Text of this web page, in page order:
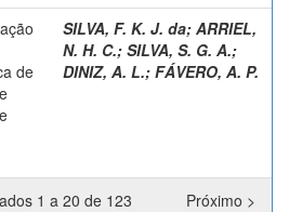
de
SILVA, F. K. J. da; ARRIEL,
N. H. C.; SILVA, S. G. A.;
DINIZ, A. L.; FÁVERO, A. P.
1 a 20 de 123 Próximo >